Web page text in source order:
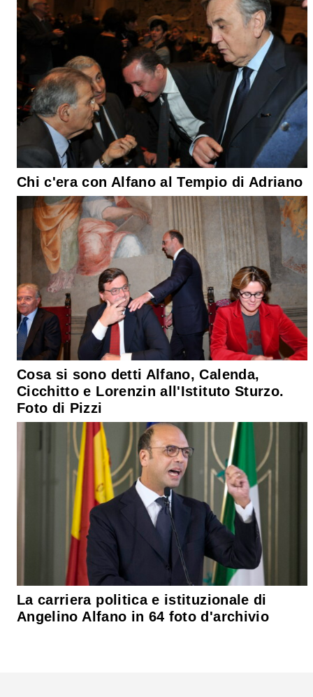
Chi c'era con Alfano al Tempio di Adriano
Cosa si sono detti Alfano, Calenda,
Cicchitto e Lorenzin all'Istituto Sturzo.
Foto di Pizzi
La carriera politica e istituzionale di
Angelino Alfano in 64 foto d'archivio